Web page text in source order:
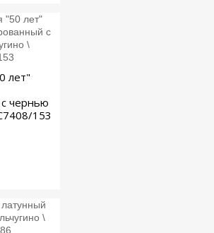
лет"
чернью
153